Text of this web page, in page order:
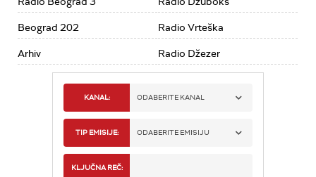
Beograd 202
Arhiv
Radio Vrteška
Radio Džezer
KANAL: ODABERITE KANAL
RADIO BEOGRAD 1
TIP EMISIJE: ODABERITE EMISIJU
KLJUČNA REČ: